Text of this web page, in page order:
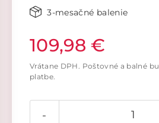
3-mesačné balenie
109,98 €
Vrátane DPH. Poštovné a balné
platbe.
-